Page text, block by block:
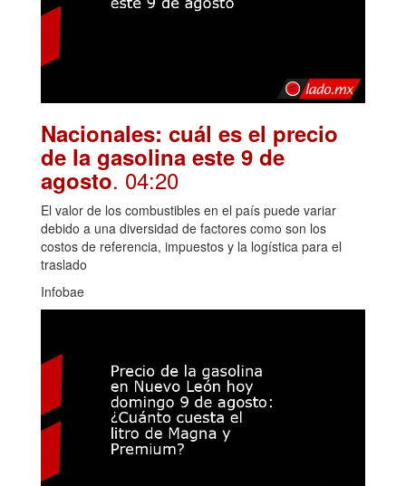
Nacionales: cuál es el precio
de la gasolina este 9 de
agosto. 04:20
El valor de los combustibles en el país puede variar
debido a una diversidad de factores como son los
costos de referencia, impuestos y la logística para el
traslado
Infobae